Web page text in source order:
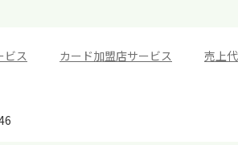
ビス カード加盟店サービス 売上